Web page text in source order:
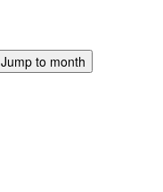
trimiteti un mesaj
Jump to month